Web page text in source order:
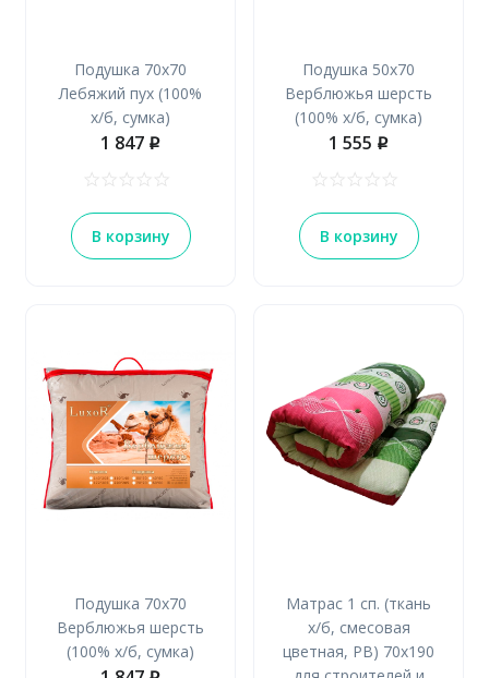
Подушка 70х70
Лебяжий пух (100%
х/б, сумка)
1 847 p
В корзину
Подушка 50х70
Верблюжья шерсть
(100% х/б, сумка)
1 555 p
В корзину
Подушка 70х70
Верблюжья шерсть
(100% х/б, сумка)
Матрас 1 сп. (ткань
х/б, смесовая
цветная, РВ) 70х190